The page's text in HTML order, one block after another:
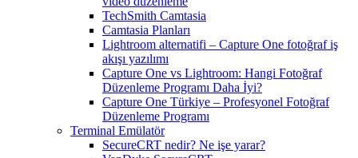
TechSmith Camtasia
Camtasia Planları
Lightroom alternatifi – Capture One fotoğraf iş
akışı yazılımı
Capture One vs Lightroom: Hangi Fotoğraf
Düzenleme Programı Daha İyi?
Capture One Türkiye – Profesyonel Fotoğraf
Düzenleme Programı
Terminal Emülatör
SecureCRT nedir? Ne işe yarar?